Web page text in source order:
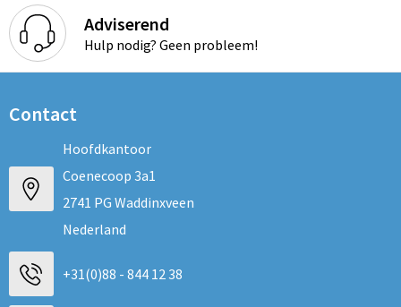
Adviserend
Hulp nodig? Geen probleem!
Contact
Hoofdkantoor
Coenecoop 3a1
2741 PG Waddinxveen
Nederland
+31(0)88 - 844 12 38